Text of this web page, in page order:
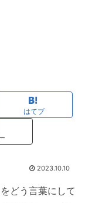
はてブ
2023.10.10
どう言葉にして